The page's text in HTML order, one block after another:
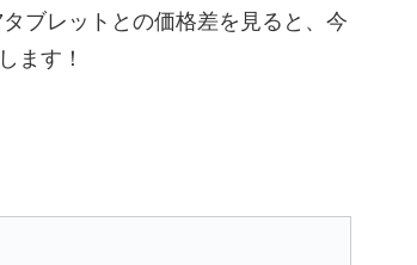
ブレットとの価格差を見ると、今
ます！